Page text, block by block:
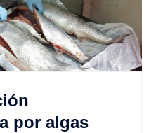
por algas